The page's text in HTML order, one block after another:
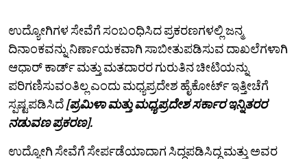
ಉದ್ಯೋಗಿಗಳ ಸೇವೆಗೆ ಸಂಬಂಧಿಸಿದ ಪ್ರಕರಣಗಳಲ್ಲಿ ಜನ್ಮ
ದಿನಾಂಕವನ್ನು ನಿರ್ಣಾಯಕವಾಗಿ ಸಾಬೀತುಪಡಿಸುವ ದಾಖಲೆಗಳಾಗಿ
ಆಧಾರ್ ಕಾರ್ಡ್ ಮತ್ತು ಮತದಾರರ ಗುರುತಿನ ಚೀಟಿಯನ್ನು
ಪರಿಗಣಿಸುವಂತಿಲ್ಲ ಎಂದು ಮಧ್ಯಪ್ರದೇಶ ಹೈಕೋರ್ಟ್ ಇತ್ತೀಚೆಗೆ
ಸ್ಪಷ್ಟಪಡಿಸಿದೆ[ಪ್ರಮಿಳಾ ಮತ್ತು ಮಧ್ಯಪ್ರದೇಶ ಸರ್ಕಾರ ಇನ್ನಿತರರ
ನಡುವಣ ಪ್ರಕರಣ].
ಉದ್ಯೋಗಿ ಸೇವೆಗೆ ಸೇರ್ಪಡೆಯಾದಾಗ ಸಿದ್ಧಪಡಿಸಿದ್ದ ಮತ್ತು ಅವರ